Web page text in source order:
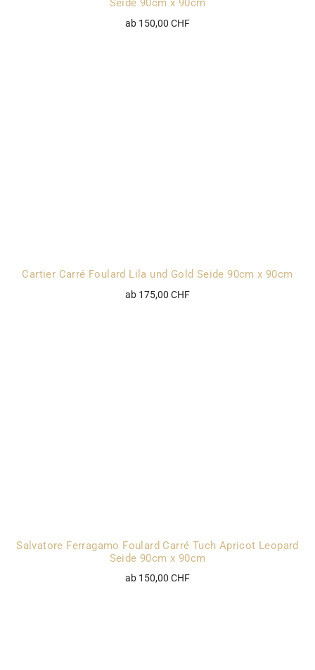
Seide 90cm x 90cm
ab 150,00 CHF
Cartier Carré Foulard Lila und Gold Seide 90cm x 90cm
ab 175,00 CHF
Salvatore Ferragamo Foulard Carré Tuch Apricot Leopard
Seide 90cm x 90cm
ab 150,00 CHF